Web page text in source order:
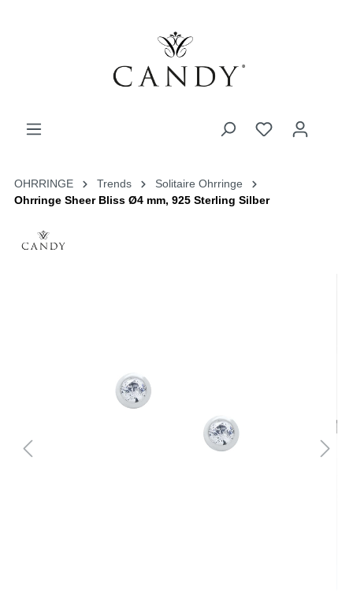
OHRRINGE Trends
Solitaire Ohrringe
Ohrringe Sheer Bliss Ø4 mm, 925 Sterling Silber